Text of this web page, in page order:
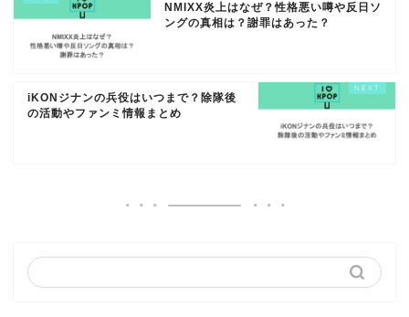
NMIXX炎上はなぜ？性格悪い噂や反日ソ
ングの真相は？謝罪はあった？
iKONジナンの兵役はいつまで？除隊後
の活動やファンミ情報まとめ